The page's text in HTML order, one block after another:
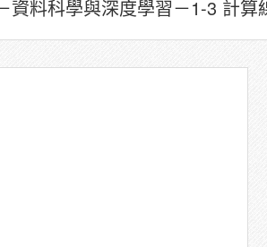
資料科學與深度學習－1-3 計算